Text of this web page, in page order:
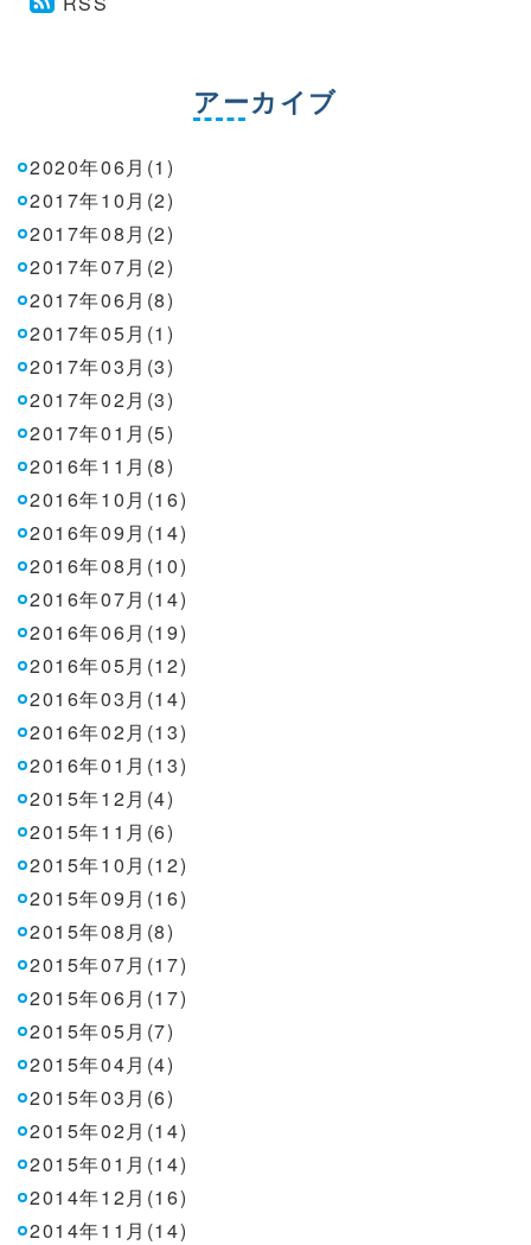
アーカイブ
2020年06月(1)
2017年10月(2)
2017年08月(2)
2017年07月(2)
2017年06月(8)
2017年05月(1)
2017年03月(3)
2017年02月(3)
2017年01月(5)
2016年11月(8)
2016年10月(16)
2016年09月(14)
2016年08月(10)
2016年07月(14)
2016年06月(19)
2016年05月(12)
2016年03月(14)
2016年02月(13)
2016年01月(13)
2015年12月(4)
2015年11月(6)
2015年10月(12)
2015年09月(16)
2015年08月(8)
2015年07月(17)
2015年06月(17)
2015年05月(7)
2015年04月(4)
2015年03月(6)
2015年02月(14)
2015年01月(14)
2014年12月(16)
2014年11月(14)